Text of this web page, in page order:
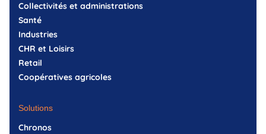
Collectivités et administrations
Santé
Industries
CHR et Loisirs
Retail
Coopératives agricoles
Solutions
Chronos